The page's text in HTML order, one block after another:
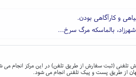
بالماسکه مرگ سرخ...
تلفنی (ثبت سفارش از طریق تلفن) در این مرکز انجام می
جهان از طریق پست و پیک تلفنی انجام می شود.